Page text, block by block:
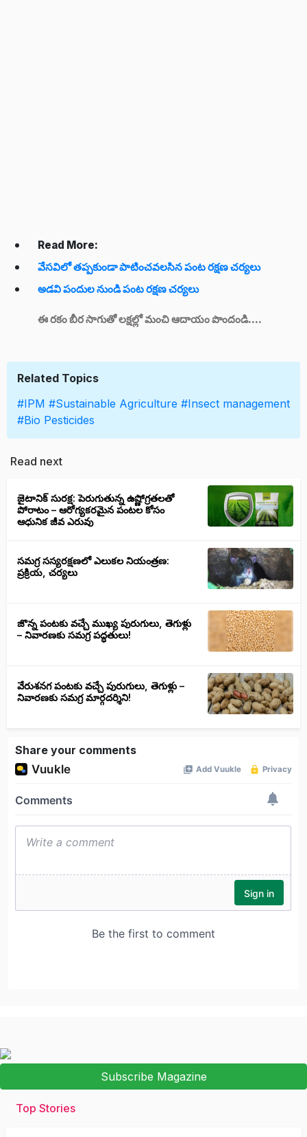
Read More:
వేసవిలో తప్పకుండా పాటించవలసిన పంట రక్షణ చర్యలు
అడవి పందుల నుండి పంట రక్షణ చర్యలు
ఈ రకం బీర సాగుతో లక్షల్లో మంచి ఆదాయం పొందండి....
Related Topics
#IPM #Sustainable Agriculture #Insect management
#Bio Pesticides
Read next
జైటానిక్ సురక్ష: పెరుగుతున్న ఉష్ణోగ్రతలతో
పోరాటం – ఆరోగ్యకరమైన పంటల కోసం
ఆధునిక జీవ ఎరువు
సమగ్ర సస్యరక్షణలో ఎలుకల నియంత్రణ:
ప్రక్రియ, చర్యలు
జొన్న పంటకు వచ్చే ముఖ్య పురుగులు, తెగుళ్లు
– నివారణకు సమగ్ర పద్ధతులు!
వేరుశనగ పంటకు వచ్చే పురుగులు, తెగుళ్లు –
నివారణకు సమగ్ర మార్గదర్శిని!
Share your comments
Subscribe Magazine
Top Stories